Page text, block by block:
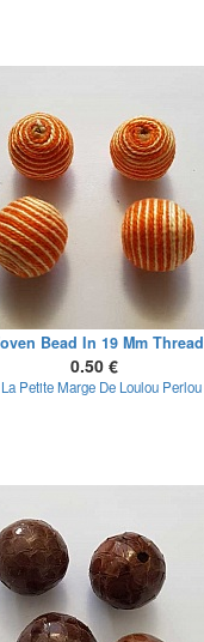
Bead In 19 Mm Thread
0.50 €
Petite Marge De Loulou Perlou